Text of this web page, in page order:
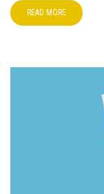
READ MORE